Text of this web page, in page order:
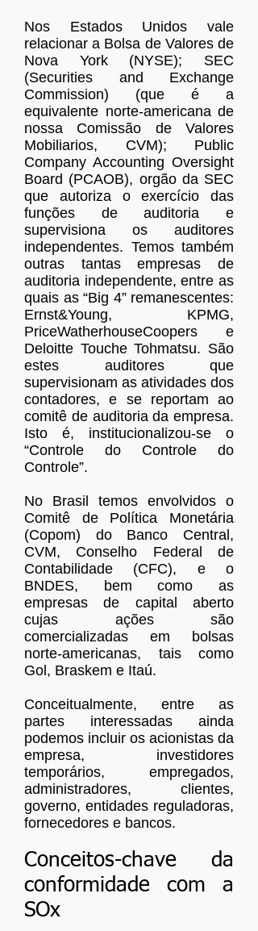
Nos Estados Unidos vale
relacionar a Bolsa de Valores de
Nova York (NYSE); SEC
(Securities and Exchange
Commission) (que é a
equivalente norte-americana de
nossa Comissão de Valores
Mobiliarios, CVM); Public
Company Accounting Oversight
Board (PCAOB), orgão da SEC
que autoriza o exercício das
funções de auditoria e
supervisiona os auditores
independentes. Temos também
outras tantas empresas de
auditoria independente, entre as
quais as “Big 4” remanescentes:
Ernst&Young, KPMG,
PriceWatherhouseCoopers e
Deloitte Touche Tohmatsu. São
estes auditores que
supervisionam as atividades dos
contadores, e se reportam ao
comitê de auditoria da empresa.
Isto é, institucionalizou-se o
“Controle do Controle do
Controle”.
No Brasil temos envolvidos o
Comitê de Política Monetária
(Copom) do Banco Central,
CVM, Conselho Federal de
Contabilidade (CFC), e o
BNDES, bem como as
empresas de capital aberto
cujas ações são
comercializadas em bolsas
norte-americanas, tais como
Gol, Braskem e Itaú.
Conceitualmente, entre as
partes interessadas ainda
podemos incluir os acionistas da
empresa, investidores
temporários, empregados,
administradores, clientes,
governo, entidades reguladoras,
fornecedores e bancos.
Conceitos-chave da
conformidade com a
SOx